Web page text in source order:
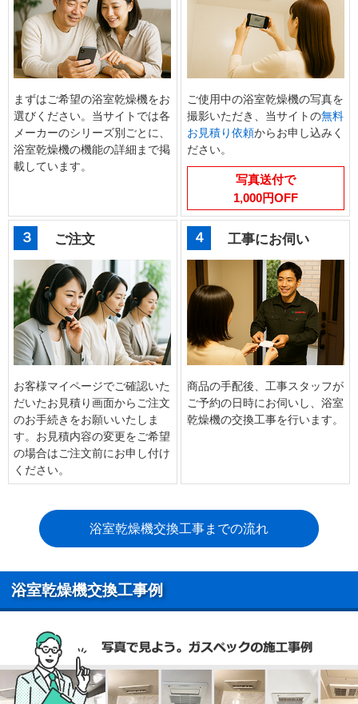
まずはご希望の浴室乾燥機をお
選びください。当サイトでは各
メーカーのシリーズ別ごとに、
浴室乾燥機の機能の詳細まで掲
載しています。
ご使用中の浴室乾燥機の写真を
撮影いただき、当サイトの無料
お見積り依頼からお申し込みく
ださい。
写真送付で
1,000円OFF
３ ご注文
お客様マイページでご確認いた
だいたお見積り画面からご注文
のお手続きをお願いいたしま
す。お見積内容の変更をご希望
の場合はご注文前にお申し付け
ください。
４ 工事にお伺い
商品の手配後、工事スタッフが
ご予約の日時にお伺いし、浴室
乾燥機の交換工事を行います。
浴室乾燥機交換工事までの流れ
浴室乾燥機交換工事例